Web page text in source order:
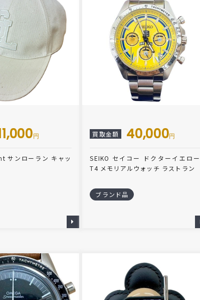
円
サンローラン キャッ
買取金額 40,000円
SEIKO セイコー ドクターイエロー
T4 メモリアルウォッチ ラストラン
ブランド品